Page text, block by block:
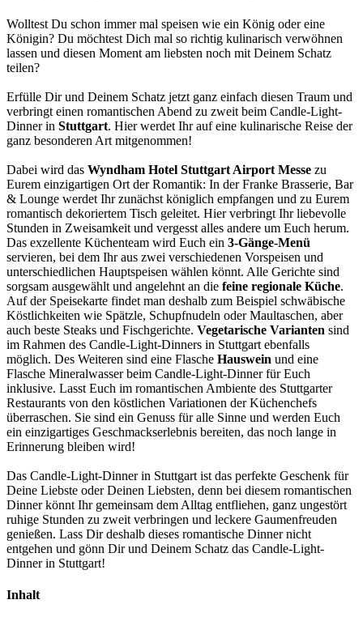
Wolltest Du schon immer mal speisen wie ein König oder eine
Königin? Du möchtest Dich mal so richtig kulinarisch verwöhnen
lassen und diesen Moment am liebsten noch mit Deinem Schatz
teilen?
Erfülle Dir und Deinem Schatz jetzt ganz einfach diesen Traum und
verbringt einen romantischen Abend zu zweit beim Candle-Light-
Dinner in Stuttgart. Hier werdet Ihr auf eine kulinarische Reise der
ganz besonderen Art mitgenommen!
Dabei wird das Wyndham Hotel Stuttgart Airport Messe zu
Eurem einzigartigen Ort der Romantik: In der Franke Brasserie, Bar
& Lounge werdet Ihr zunächst königlich empfangen und zu Eurem
romantisch dekoriertem Tisch geleitet. Hier verbringt Ihr liebevolle
Stunden in Zweisamkeit und vergesst alles andere um Euch herum.
Das exzellente Küchenteam wird Euch ein 3-Gänge-Menü
servieren, bei dem Ihr aus zwei verschiedenen Vorspeisen und
unterschiedlichen Hauptspeisen wählen könnt. Alle Gerichte sind
sorgsam ausgewählt und angelehnt an die feine regionale Küche.
Auf der Speisekarte findet man deshalb zum Beispiel schwäbische
Köstlichkeiten wie Spätzle, Schupfnudeln oder Maultaschen, aber
auch beste Steaks und Fischgerichte. Vegetarische Varianten sind
im Rahmen des Candle-Light-Dinners in Stuttgart ebenfalls
möglich. Des Weiteren sind eine Flasche Hauswein und eine
Flasche Mineralwasser beim Candle-Light-Dinner für Euch
inklusive. Lasst Euch im romantischen Ambiente des Stuttgarter
Restaurants von den köstlichen Variationen der Küchenchefs
überraschen. Sie sind ein Genuss für alle Sinne und werden Euch
ein einzigartiges Geschmackserlebnis bereiten, das noch lange in
Erinnerung bleiben wird!
Das Candle-Light-Dinner in Stuttgart ist das perfekte Geschenk für
Deine Liebste oder Deinen Liebsten, denn bei diesem romantischen
Dinner könnt Ihr gemeinsam dem Alltag entfliehen, ganz ungestört
ruhige Stunden zu zweit verbringen und leckere Gaumenfreuden
genießen. Lass Dir deshalb dieses romantische Dinner nicht
entgehen und gönn Dir und Deinem Schatz das Candle-Light-
Dinner in Stuttgart!
Inhalt